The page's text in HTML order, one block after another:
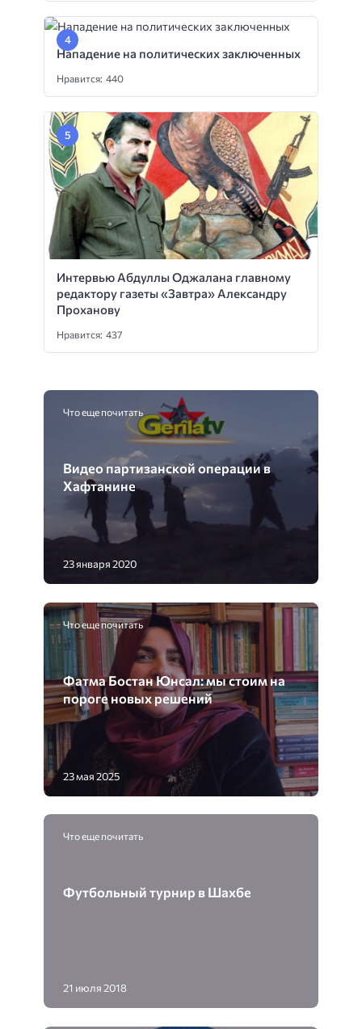
Нападение на политических заключенных
Нравится: 440
Интервью Абдуллы Оджалана главному
редактору газеты «Завтра» Александру
Проханову
Нравится: 437
Что еще почитать
Видео партизанской операции в
Хафтанине
23 января 2020
Что еще почитать
Фатма Бостан Юнсал: мы стоим на
пороге новых решений
23 мая 2025
Что еще почитать
Футбольный турнир в Шахбе
21 июля 2018